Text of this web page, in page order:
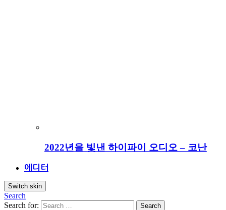
2022년을 빛낸 하이파이 오디오 – 코난
에디터
Switch skin
Search
Search for:
Search